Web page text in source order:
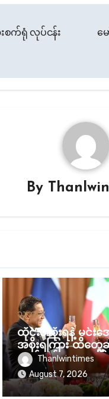
စက်ရုံ လုပ်ငန်း
မ
By
သတင်း
ထိုင်းအစိုးရနဲ့ မင်း
အစိုးရကြား ထိတွ
တော်လှန်ရေးအပေါ်
သက်ရောက်နိုင်လား
Thanlwintimes
August 7, 2026